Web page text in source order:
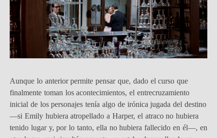
Aunque lo anterior permite pensar que, dado el curso que
finalmente toman los acontecimientos, el entrecruzamiento
inicial de los personajes tenía algo de irónica jugada del destino
—si Emily hubiera atropellado a Harper, el atraco no hubiera
tenido lugar y, por lo tanto, ella no hubiera fallecido en él—, en